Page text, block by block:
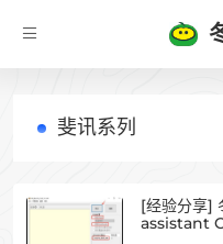
斐讯系列
[经验分享]
assistant